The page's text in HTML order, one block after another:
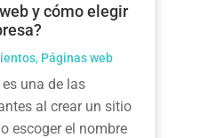
y cómo elegir
, Páginas web
una de las
al crear un sitio
escoger el nombre